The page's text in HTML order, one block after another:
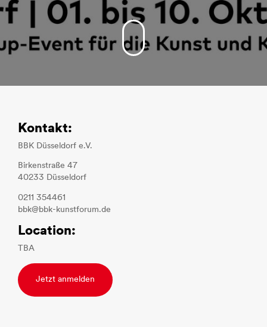
Kontakt:
BBK Düsseldorf e.V.
Birkenstraße 47
40233 Düsseldorf
0211 354461
bbk@bbk-kunstforum.de
Location:
TBA
Jetzt anmelden